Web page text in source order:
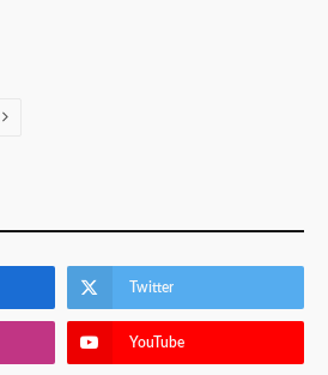
Next
Twitter
YouTube